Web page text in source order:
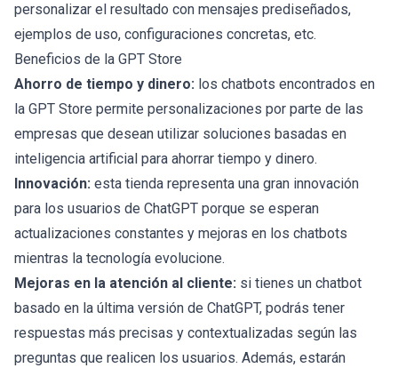
personalizar el resultado con mensajes prediseñados,
ejemplos de uso, configuraciones concretas, etc.
Beneficios de la GPT Store
Ahorro de tiempo y dinero: los chatbots encontrados en
la GPT Store permite personalizaciones por parte de las
empresas que desean utilizar soluciones basadas en
inteligencia artificial para ahorrar tiempo y dinero.
Innovación: esta tienda representa una gran innovación
para los usuarios de ChatGPT porque se esperan
actualizaciones constantes y mejoras en los chatbots
mientras la tecnología evolucione.
Mejoras en la atención al cliente: si tienes un chatbot
basado en la última versión de ChatGPT, podrás tener
respuestas más precisas y contextualizadas según las
preguntas que realicen los usuarios. Además, estarán